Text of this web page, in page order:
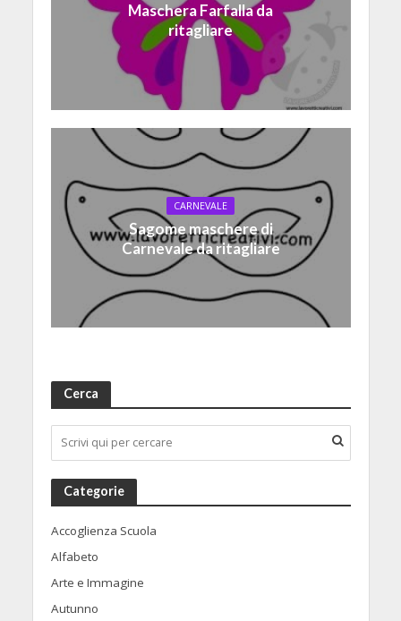
Maschera Farfalla da
ritagliare
CARNEVALE
Sagome maschere di
Carnevale da ritagliare
Cerca
Categorie
Accoglienza Scuola
Alfabeto
Arte e Immagine
Autunno